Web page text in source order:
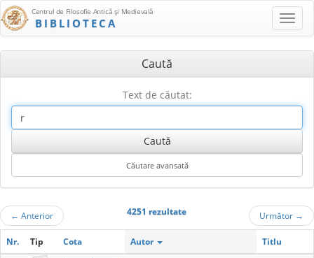
Centrul de Filosofie Antică şi Medievală
BIBLIOTECA
Caută
Text de căutat:
← Anterior 4251 rezultate Următor →
Nr. Tip Cota Autor Titlu